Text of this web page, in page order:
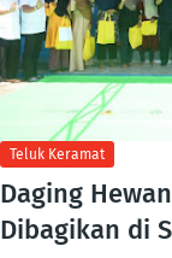
Teluk Keramat
Daging
Dibagikan di